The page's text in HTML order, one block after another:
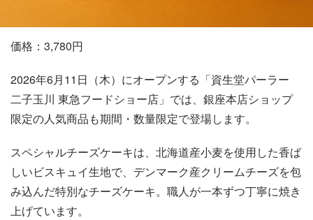
価格：3,780円
2026年6月11日（木）にオープンする「資生堂パーラー
二子玉川 東急フードショー店」では、銀座本店ショップ
限定の人気商品も期間・数量限定で登場します。
スペシャルチーズケーキは、北海道産小麦を使用した香ば
しいビスキュイ生地で、デンマーク産クリームチーズを包
み込んだ特別なチーズケーキ。職人が一本ずつ丁寧に焼き
上げています。